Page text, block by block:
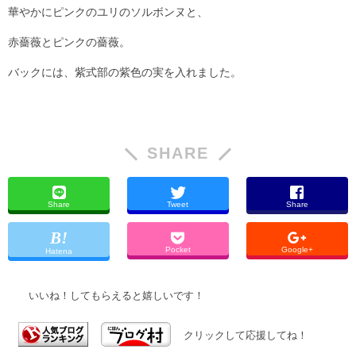
華やかにピンクのユリのソルボンヌと、
赤薔薇とピンクの薔薇。
バックには、紫式部の紫色の実を入れました。
SHARE
Share Tweet Share
Hatena Pocket Google+
いいね！してもらえると嬉しいです！
クリックして応援してね！